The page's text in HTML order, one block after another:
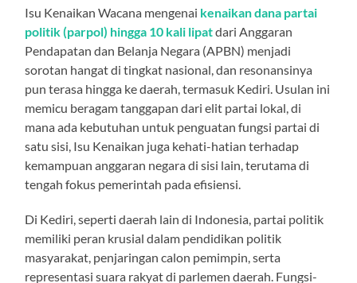
Isu Kenaikan Wacana mengenai kenaikan dana partai
politik (parpol) hingga 10 kali lipatdari Anggaran
Pendapatan dan Belanja Negara (APBN) menjadi
sorotan hangat di tingkat nasional, dan resonansinya
pun terasa hingga ke daerah, termasuk Kediri. Usulan ini
memicu beragam tanggapan dari elit partai lokal, di
mana ada kebutuhan untuk penguatan fungsi partai di
satu sisi, Isu Kenaikan juga kehati-hatian terhadap
kemampuan anggaran negara di sisi lain, terutama di
tengah fokus pemerintah pada efisiensi.
Di Kediri, seperti daerah lain di Indonesia, partai politik
memiliki peran krusial dalam pendidikan politik
masyarakat, penjaringan calon pemimpin, serta
representasi suara rakyat di parlemen daerah. Fungsi-